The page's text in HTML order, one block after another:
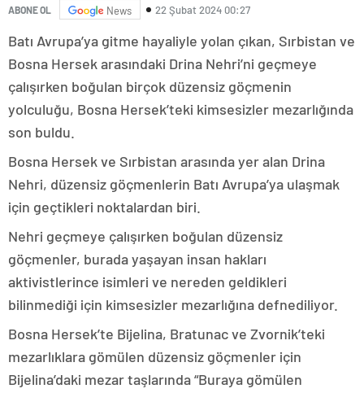
ABONE OL News 22 Şubat 2024 00:27
Batı Avrupa’ya gitme hayaliyle yolan çıkan, Sırbistan ve
Bosna Hersek arasındaki Drina Nehri’ni geçmeye
çalışırken boğulan birçok düzensiz göçmenin
yolculuğu, Bosna Hersek’teki kimsesizler mezarlığında
son buldu.
Bosna Hersek ve Sırbistan arasında yer alan Drina
Nehri, düzensiz göçmenlerin Batı Avrupa’ya ulaşmak
için geçtikleri noktalardan biri.
Nehri geçmeye çalışırken boğulan düzensiz
göçmenler, burada yaşayan insan hakları
aktivistlerince isimleri ve nereden geldikleri
bilinmediği için kimsesizler mezarlığına defnediliyor.
Bosna Hersek’te Bijelina, Bratunac ve Zvornik’teki
mezarlıklara gömülen düzensiz göçmenler için
Bijelina’daki mezar taşlarında “Buraya gömülen